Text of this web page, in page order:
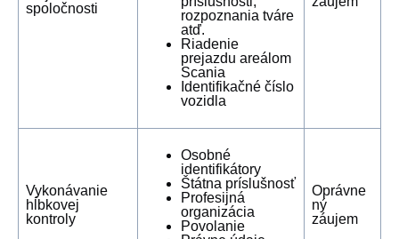
spoločnosti
rozpoznania tváre
atď.
Riadenie
prejazdu areálom
Scania
Identifikačné číslo
vozidla
Vykonávanie
hĺbkovej
kontroly
Osobné
identifikátory
Štátna príslušnosť
Profesijná
organizácia
Povolanie
Oprávne
ný
záujem